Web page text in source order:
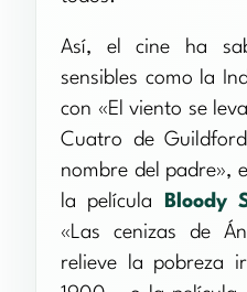
Así, el cine ha
sensibles como la
con «El viento se
Cuatro de
nombre del padre»,
la película
Bloody
«Las cenizas de
relieve la pobreza